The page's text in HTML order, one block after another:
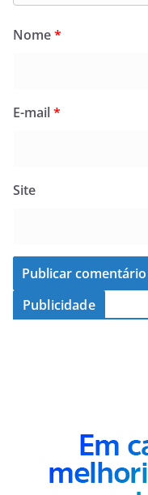
Nome*
E-mail*
Site
Publicidade